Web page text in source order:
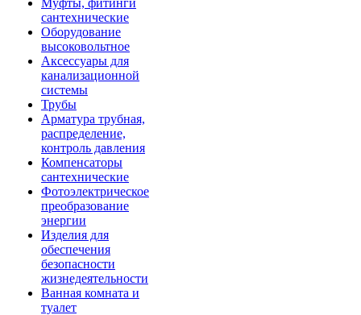
Муфты, фитинги
сантехнические
Оборудование
высоковольтное
Аксессуары для
канализационной
системы
Трубы
Арматура трубная,
распределение,
контроль давления
Компенсаторы
сантехнические
Фотоэлектрическое
преобразование
энергии
Изделия для
обеспечения
безопасности
жизнедеятельности
Ванная комната и
туалет